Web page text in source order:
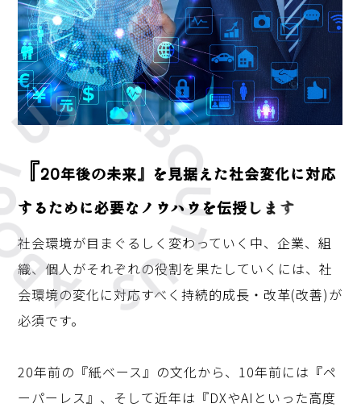
『20年後の未来』 を見据えた社会変化に対応
す るために必要なノ ウハウを伝授し ま す
社会環境が目まぐるしく変わっていく中、企業、組
織、個人がそれぞれの役割を果たしていくには、社
会環境の変化に対応すべく持続的成長・改革(改善)が
必須です。
20年前の『紙ベース』の文化から、10年前には『ペ
ーパーレス』、そして近年は『DXやAIといった高度